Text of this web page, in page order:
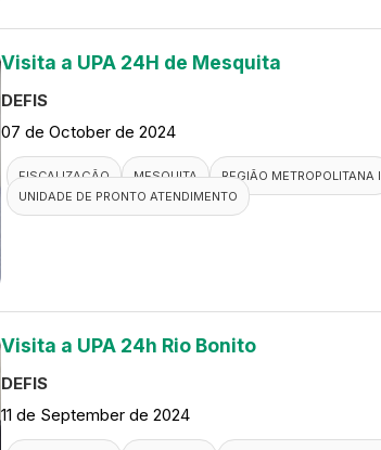
Visita a UPA 24H de Mesquita
DEFIS
07 de October de 2024
FISCALIZAÇÃO MESQUITA REGIÃO METROPOLITANA I
UNIDADE DE PRONTO ATENDIMENTO
Visita a UPA 24h Rio Bonito
DEFIS
11 de September de 2024